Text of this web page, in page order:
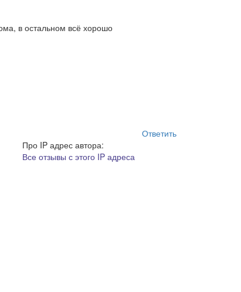
в остальном всё хорошо
Ответить
Про IP адрес автора:
Все отзывы с этого IP адреса